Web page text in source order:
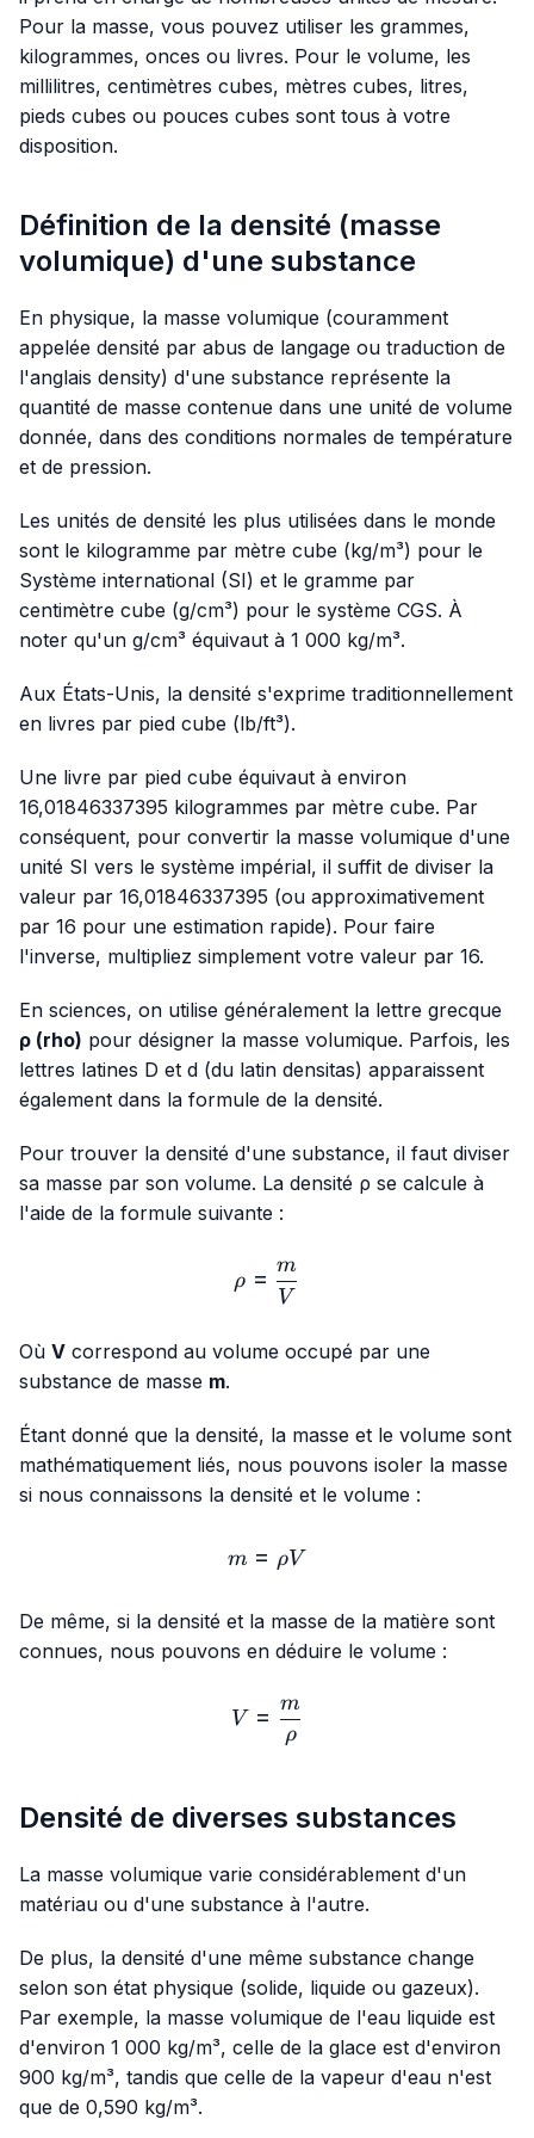
Pour la masse, vous pouvez utiliser les grammes,
kilogrammes, onces ou livres. Pour le volume, les
millilitres, centimètres cubes, mètres cubes, litres,
pieds cubes ou pouces cubes sont tous à votre
disposition.
Définition de la densité (masse
volumique) d'une substance
En physique, la masse volumique (couramment
appelée densité par abus de langage ou traduction de
l'anglais density) d'une substance représente la
quantité de masse contenue dans une unité de volume
donnée, dans des conditions normales de température
et de pression.
Les unités de densité les plus utilisées dans le monde
sont le kilogramme par mètre cube (kg/m³) pour le
Système international (SI) et le gramme par
centimètre cube (g/cm³) pour le système CGS. À
noter qu'un g/cm³ équivaut à 1 000 kg/m³.
Aux États-Unis, la densité s'exprime traditionnellement
en livres par pied cube (lb/ft³).
Une livre par pied cube équivaut à environ
16,01846337395 kilogrammes par mètre cube. Par
conséquent, pour convertir la masse volumique d'une
unité SI vers le système impérial, il suffit de diviser la
valeur par 16,01846337395 (ou approximativement
par 16 pour une estimation rapide). Pour faire
l'inverse, multipliez simplement votre valeur par 16.
En sciences, on utilise généralement la lettre grecque
ρ (rho) pour désigner la masse volumique. Parfois, les
lettres latines D et d (du latin densitas) apparaissent
également dans la formule de la densité.
Pour trouver la densité d'une substance, il faut diviser
sa masse par son volume. La densité ρ se calcule à
l'aide de la formule suivante :
ρ=\frac{m}{V}
ρ =
V
m
Où V correspond au volume occupé par une
substance de masse m.
Étant donné que la densité, la masse et le volume sont
mathématiquement liés, nous pouvons isoler la masse
si nous connaissons la densité et le volume :
m=ρ V
m = ρV
De même, si la densité et la masse de la matière sont
connues, nous pouvons en déduire le volume :
V=\frac{m}{ρ}
V =
ρ
m
Densité de diverses substances
La masse volumique varie considérablement d'un
matériau ou d'une substance à l'autre.
De plus, la densité d'une même substance change
selon son état physique (solide, liquide ou gazeux).
Par exemple, la masse volumique de l'eau liquide est
d'environ 1 000 kg/m³, celle de la glace est d'environ
900 kg/m³, tandis que celle de la vapeur d'eau n'est
que de 0,590 kg/m³.